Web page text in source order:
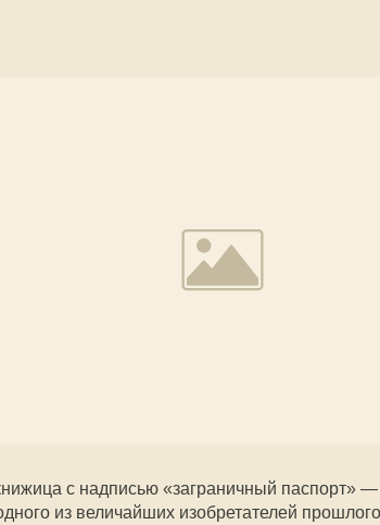
с надписью «заграничный паспорт»
из величайших изобретателей